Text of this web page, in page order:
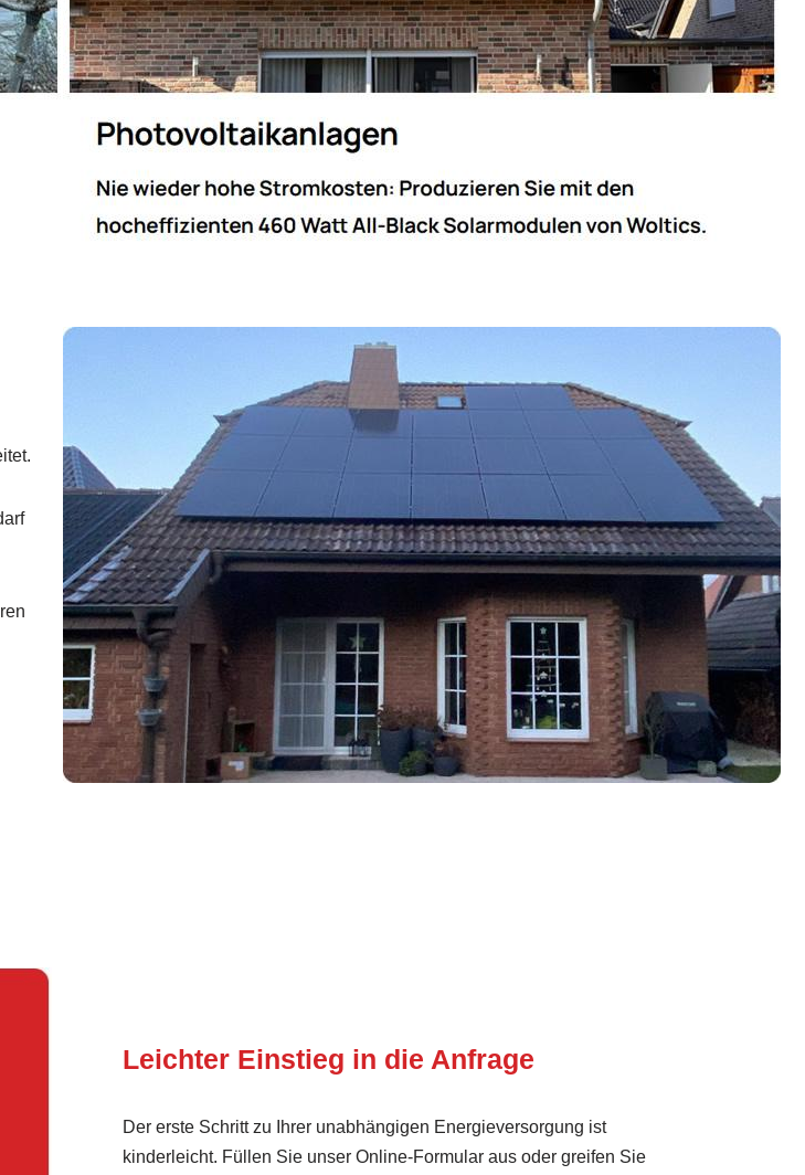
Leichter Einstieg in die Anfrage
Der erste Schritt zu Ihrer unabhängigen Energieversorgung ist
kinderleicht. Füllen Sie unser Online-Formular aus oder greifen Sie